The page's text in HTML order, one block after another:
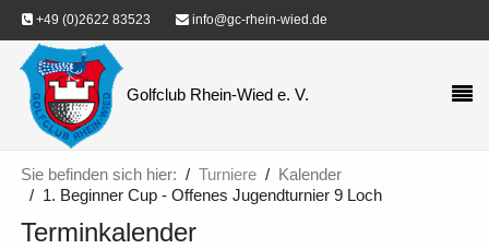
+49 (0)2622 83523 info@gc-rhein-wied.de
Golfclub Rhein-Wied e. V.
Sie befinden sich hier: Turniere
Kalender
1. Beginner Cup - Offenes Jugendturnier 9 Loch
Terminkalender